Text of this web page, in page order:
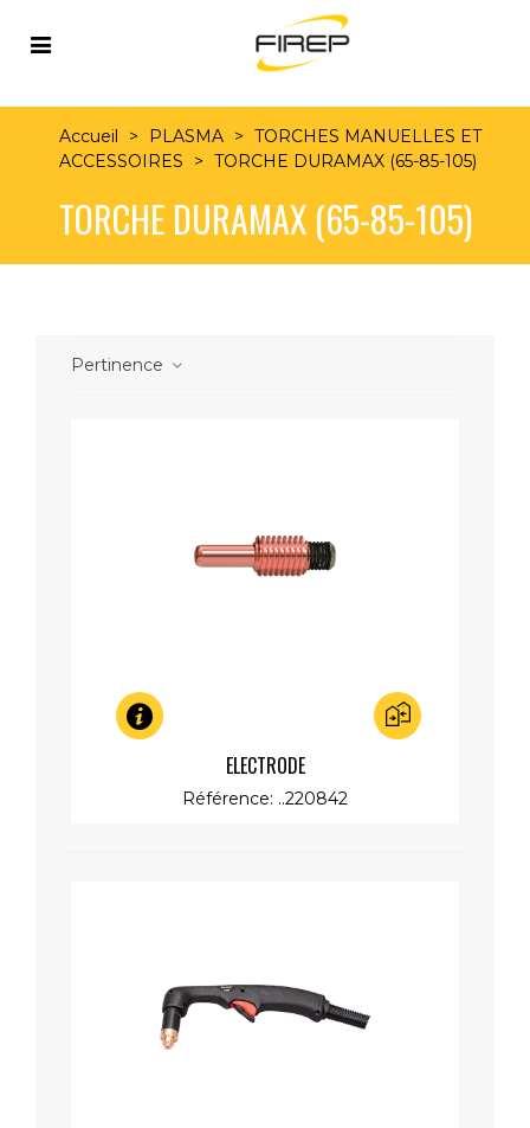
Accueil > PLASMA > TORCHES MANUELLES ET
ACCESSOIRES
> TORCHE DURAMAX (65-85-105)
TORCHE DURAMAX (65-85-105)
Pertinence
ELECTRODE
Référence: ..220842